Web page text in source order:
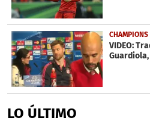
CHAMPIONS
VIDEO:
LO ÚLTIMO